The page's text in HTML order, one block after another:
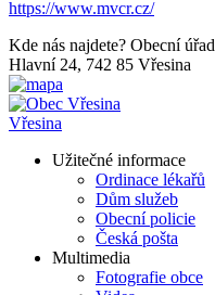
https://www.mvcr.cz/
Kde nás najdete? Obecní
Hlavní 24, 742 85 Vřesina
Vřesina
Užitečné informace
Ordinace lékařů
Dům služeb
Obecní policie
Česká pošta
Multimedia
Fotografie obce